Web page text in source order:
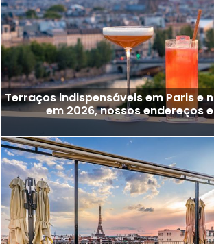
Terraços indispensáveis em Paris e
em 2026, nossos endereços